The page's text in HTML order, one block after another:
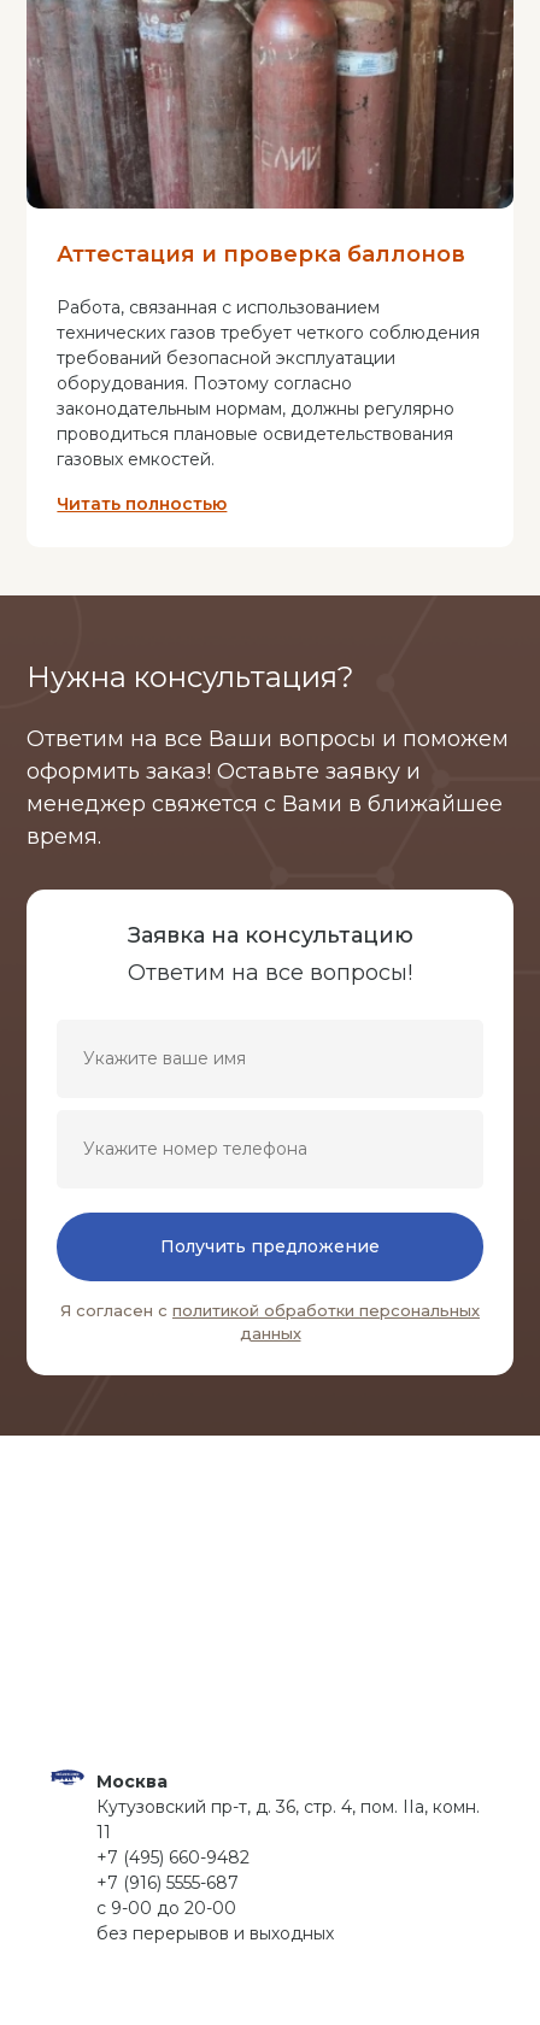
Аттестация и проверка баллонов
Работа, связанная с использованием
технических газов требует четкого соблюдения
требований безопасной эксплуатации
оборудования. Поэтому согласно
законодательным нормам, должны регулярно
проводиться плановые освидетельствования
газовых емкостей.
Читать полностью
Нужна консультация?
Ответим на все Ваши вопросы и поможем
оформить заказ! Оставьте заявку и
менеджер свяжется с Вами в ближайшее
время.
Заявка на консультацию
Ответим на все вопросы!
Получить предложение
Я согласен с политикой обработки персональных
данных
Москва
Кутузовский пр-т, д. 36, стр. 4, пом. IIа, комн.
11
+7 (495) 660-9482
+7 (916) 5555-687
с 9-00 до 20-00
без перерывов и выходных